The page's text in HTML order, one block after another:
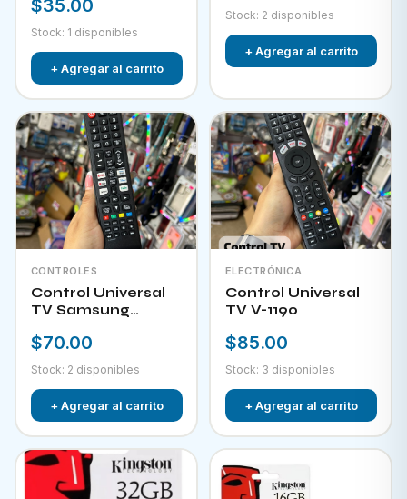
$35.00
Stock: 1 disponibles
+ Agregar al carrito
Stock: 2 disponibles
+ Agregar al carrito
CONTROLES
Control Universal
TV Samsung
$70.00
Stock: 2 disponibles
+ Agregar al carrito
ELECTRÓNICA
Control Universal
TV V-1190
$85.00
Stock: 3 disponibles
+ Agregar al carrito